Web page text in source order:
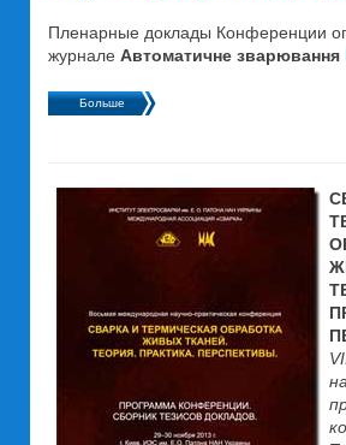
Пленарные доклады Конференции
журнале Автоматичне зварювання
Больше